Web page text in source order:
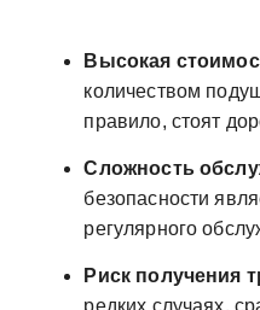
Высокая
количеством
правило, стоят
Сложность
безопасности
регулярного
Риск получения
редких случаях,